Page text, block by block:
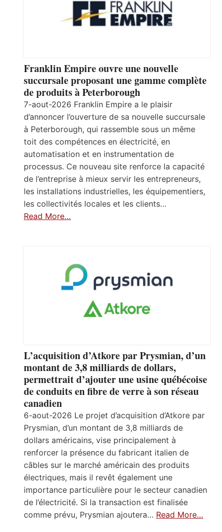
Franklin Empire ouvre une nouvelle
succursale proposant une gamme complète
de produits à Peterborough
7-aout-2026 Franklin Empire a le plaisir
d’annoncer l’ouverture de sa nouvelle succursale
à Peterborough, qui rassemble sous un même
toit des compétences en électricité, en
automatisation et en instrumentation de
processus. Ce nouveau site renforce la capacité
de l’entreprise à mieux servir les entrepreneurs,
les installations industrielles, les équipementiers,
les collectivités locales et les clients…
Read More…
L’acquisition d’Atkore par Prysmian, d’un
montant de 3,8 milliards de dollars,
permettrait d’ajouter une usine québécoise
de conduits en fibre de verre à son réseau
canadien
6-aout-2026 Le projet d’acquisition d’Atkore par
Prysmian, d’un montant de 3,8 milliards de
dollars américains, vise principalement à
renforcer la présence du fabricant italien de
câbles sur le marché américain des produits
électriques, mais il revêt également une
importance particulière pour le secteur canadien
de l’électricité. Si la transaction est finalisée
comme prévu, Prysmian ajoutera… Read More…